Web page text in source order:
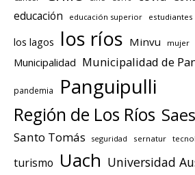
educación educación superior estudiantes
los lagos los ríos Minvu mujer
Municipalidad Municipalidad de
pandemia Panguipulli
Región de Los Ríos
Santo Tomás seguridad sernatur
turismo Uach Universidad